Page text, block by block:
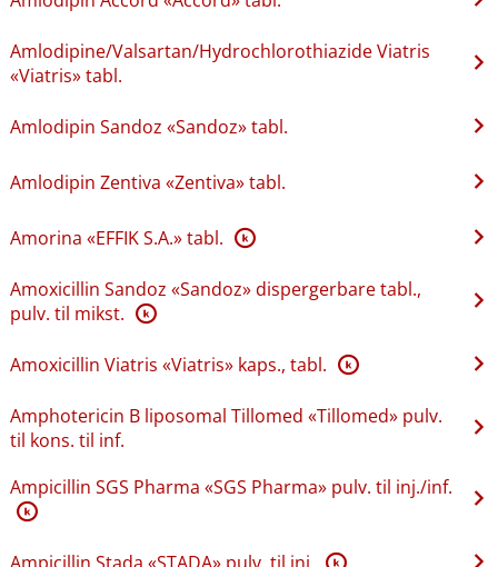
Amlodipine​/​Valsartan​/​Hydrochlorothiazide Viatris
«Viatris» tabl.
Amlodipin Sandoz «Sandoz» tabl.
Amlodipin Zentiva «Zentiva» tabl.
Amorina «EFFIK S.A.» tabl. K
Amoxicillin Sandoz «Sandoz» dispergerbare tabl.,
pulv. til mikst. K
Amoxicillin Viatris «Viatris» kaps., tabl. K
Amphotericin B liposomal Tillomed «Tillomed» pulv.
til kons. til inf.
Ampicillin SGS Pharma «SGS Pharma» pulv. til inj.​/​inf.
K